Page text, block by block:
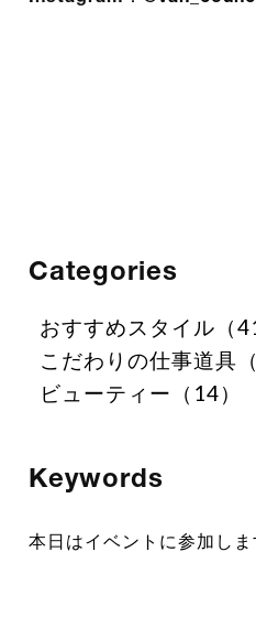
Categories
おすすめスタイル（
こだわりの仕事道具（
ビューティー（14）
Keywords
本日はイベントに参加し